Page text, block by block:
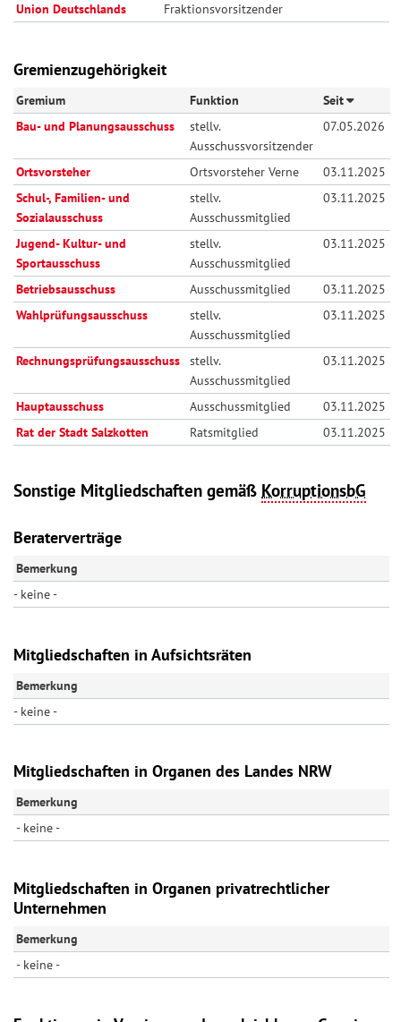
Union Deutschlands
Fraktionsvorsitzender
Gremienzugehörigkeit
Gremium Funktion
Seit
Bau- und Planungsausschuss
stellv.
Ausschussvorsitzender
07.05.2026
Ortsvorsteher Ortsvorsteher Verne
03.11.2025
Schul-, Familien- und
Sozialausschuss
stellv.
Ausschussmitglied
03.11.2025
Jugend- Kultur- und
Sportausschuss
stellv.
Ausschussmitglied
03.11.2025
Betriebsausschuss Ausschussmitglied
03.11.2025
Wahlprüfungsausschuss
stellv.
Ausschussmitglied
03.11.2025
Rechnungsprüfungsausschuss
stellv.
Ausschussmitglied
03.11.2025
Hauptausschuss Ausschussmitglied
03.11.2025
Rat der Stadt Salzkotten
Ratsmitglied 03.11.2025
Sonstige Mitgliedschaften gemäß KorruptionsbG
Beraterverträge
Bemerkung
- keine -
Mitgliedschaften in Aufsichtsräten
Bemerkung
- keine -
Mitgliedschaften in Organen des Landes NRW
Bemerkung
- keine -
Mitgliedschaften in Organen privatrechtlicher
Unternehmen
Bemerkung
- keine -